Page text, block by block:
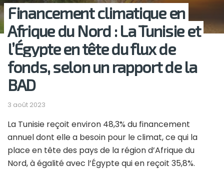
Financement climatique en
Afrique du Nord : La Tunisie et
l’Égypte en tête du flux de
fonds, selon un rapport de la
BAD
3 août 2023
La Tunisie reçoit environ 48,3% du financement
annuel dont elle a besoin pour le climat, ce qui la
place en tête des pays de la région d’Afrique du
Nord, à égalité avec l’Égypte qui en reçoit 35,8%.